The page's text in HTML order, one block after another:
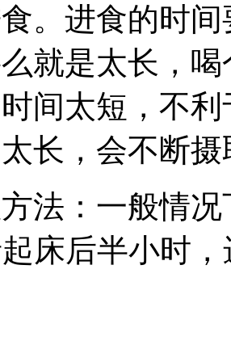
。进食的时
就是太长，
间太短，不
长，会不断
：一般情况
床后半小时